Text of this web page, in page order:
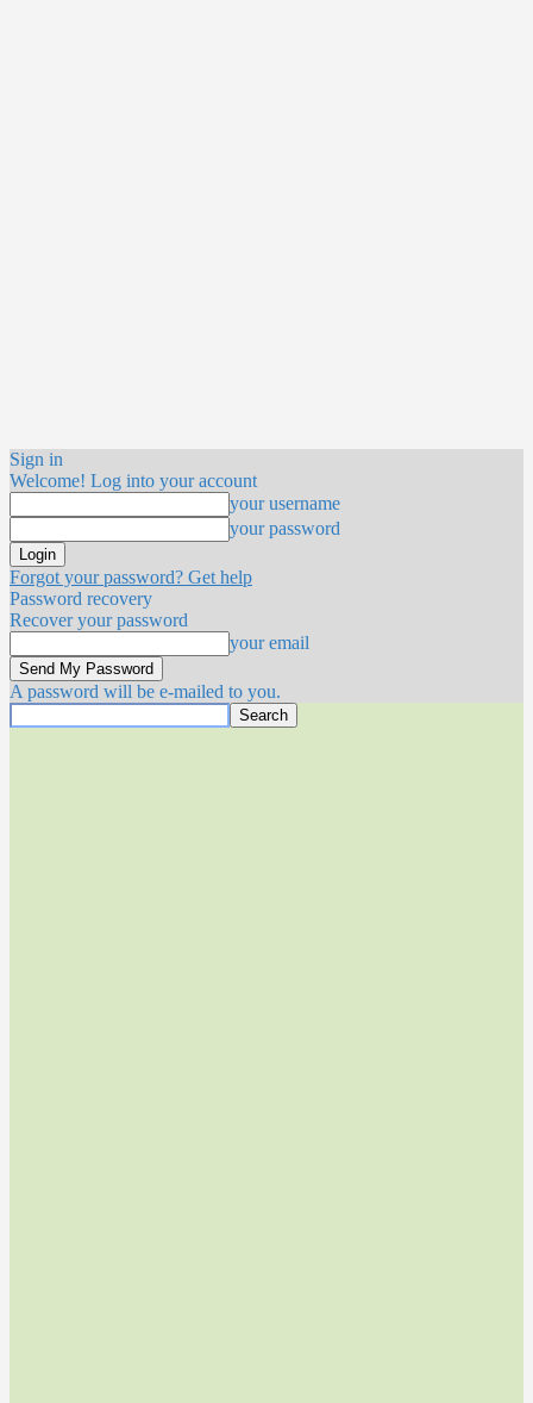
Sign in
Welcome! Log into your account
your username
your password
Forgot your password? Get help
Password recovery
Recover your password
your email
A password will be e-mailed to you.